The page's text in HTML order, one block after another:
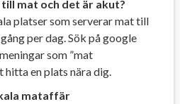
mat och det är akut?
platser som serverar mat till
per dag. Sök på google
som ”mat
hitta en plats nära dig.
mataffär